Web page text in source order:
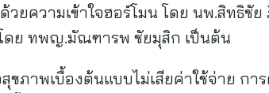
ยความเข้าใจฮอร์โมน โดย นพ.สิทธิ
ดย ทพญ.มัณฑารพ ชัยมุสิก เป็นต้น
ภาพเบื้องต้นแบบไม่เสียค่าใช้จ่าย กา